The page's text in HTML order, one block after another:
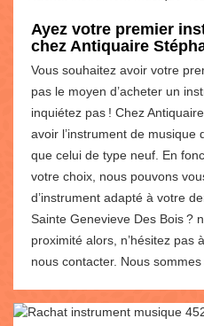
Ayez votre premier
chez Antiquaire
Vous souhaitez avoir votre
pas le moyen d’acheter un
inquiétez pas ! Chez
avoir l’instrument de
que celui de type neuf. En
votre choix, nous pouvons
d’instrument adapté à votre
Sainte Genevieve Des Bois ?
proximité alors, n’hésitez pas
nous contacter. Nous